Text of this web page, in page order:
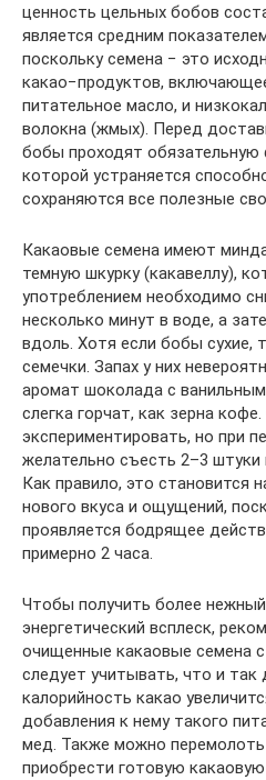
ценность цельных бобов
является средним
поскольку семена − это
какао−продуктов,
питательное масло, и
волокна (жмых). Перед
бобы проходят
которой устраняется
сохраняются все полезные
Какаовые семена имеют
темную шкурку (какавеллу),
употреблением необходимо
несколько минут в воде, а
вдоль. Хотя если бобы сухие,
семечки. Запах у них
аромат шоколада с
слегка горчат, как зерна
экспериментировать, но при
желательно съесть 2–3 штуки
Как правило, это становится
нового вкуса и ощущений,
проявляется бодрящее
примерно 2 часа.
Чтобы получить более
энергетический всплеск,
очищенные какаовые семена
следует учитывать, что и так
калорийность какао
добавления к нему такого
мед. Также можно
приобрести готовую